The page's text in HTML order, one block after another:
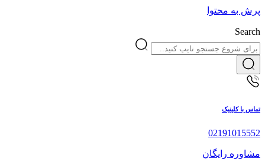
پرش به محتوا
Search
تماس با کلینیک
02191015552
مشاوره رایگان